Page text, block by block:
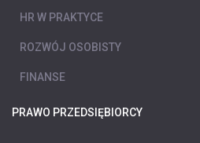
HR W PRAKTYCE
ROZWÓJ OSOBISTY
FINANSE
PRAWO PRZEDSIĘBIORCY